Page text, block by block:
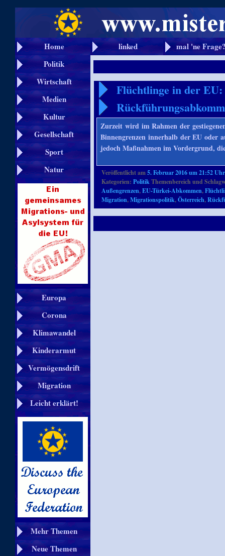
Home linked
mal 'ne
Politik
Wirtschaft
Medien
Kultur
Gesellschaft
Sport
Natur
Europa
Corona
Klimawandel
Kinderarmut
Vermögensdrift
Migration
Leicht erklärt!
Mehr Themen
Neue Themen
Flüchtlinge in der
Zurzeit wird im Rahmen der
Binnengrenzen innerhalb der EU oder
jedoch Maßnahmen im Vordergrund,
Veröffentlicht am5. Februar 2016 um 21:52 Uhr
Kategorien:PolitikThemenbereich und
Außengrenzen,EU-Türkei-Abkommen,
Migration,Migrationspolitik,Österreich,